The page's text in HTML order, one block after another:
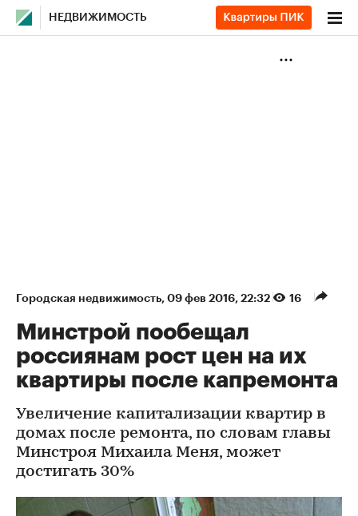
НЕДВИЖИМОСТЬ
Городская недвижимость⁠, 09 фев 2016, 22:32 16
Минстрой пообещал
россиянам рост цен на их
квартиры после капремонта
Увеличение капитализации квартир в
домах после ремонта, по словам главы
Минстроя Михаила Меня, может
достигать 30%